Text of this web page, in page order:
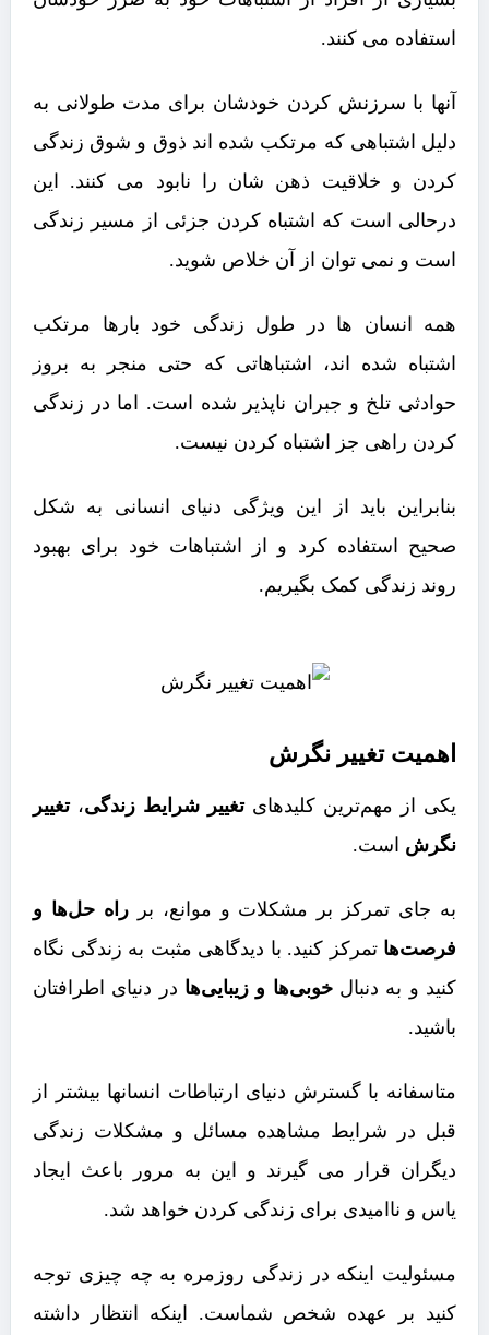
استفاده می کنند.
آنها با سرزنش کردن خودشان برای مدت طولانی به
دلیل اشتباهی که مرتکب شده اند ذوق و شوق زندگی
کردن و خلاقیت ذهن شان را نابود می کنند. این
درحالی است که اشتباه‌ کردن جزئی از مسیر زندگی
است و نمی توان از آن خلاص شوید.
همه انسان ها در طول زندگی خود بارها مرتکب
اشتباه شده اند، اشتباهاتی که حتی منجر به بروز
حوادثی تلخ و جبران ناپذیر شده است. اما در زندگی
کردن راهی جز اشتباه‌ کردن نیست.
بنابراین باید از این ویژگی دنیای انسانی به شکل
صحیح استفاده کرد و از اشتباهات خود برای بهبود
روند زندگی کمک بگیریم.
اهمیت تغییر نگرش
یکی از مهم‌ترین کلیدهایتغییر شرایط زندگی،تغییر
نگرش است.
به جای تمرکز بر مشکلات و موانع، برراه حل‌ها و
فرصت‌ها تمرکز کنید. با دیدگاهی مثبت به زندگی نگاه
کنید و به دنبالخوبی‌ها و زیبایی‌ها در دنیای اطرافتان
باشید.
متاسفانه با گسترش دنیای ارتباطات انسانها بیشتر از
قبل در شرایط مشاهده مسائل و مشکلات زندگی
دیگران قرار می گیرند و این به مرور باعث ایجاد
یاس و ناامیدی برای زندگی کردن خواهد شد.
مسئولیت اینکه در زندگی روزمره به چه چیزی توجه
کنید بر عهده شخص شماست. اینکه انتظار داشته